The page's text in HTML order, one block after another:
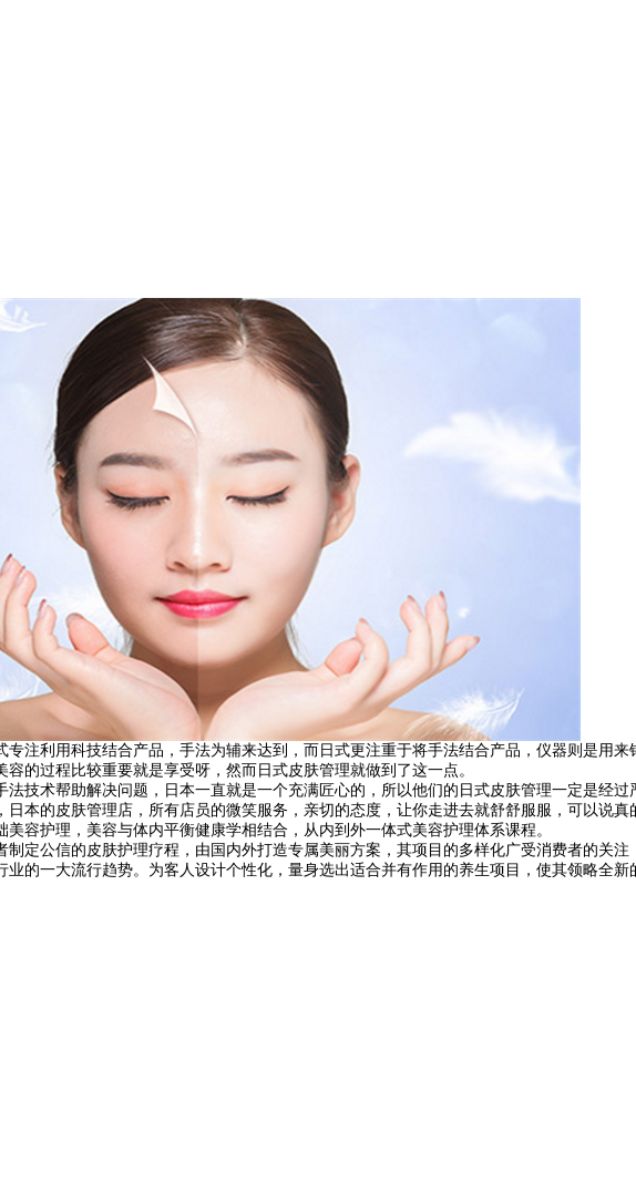
利用科技结合产品，手法为辅来达到，而日式更注重于将手法结合产品，仪器则是用来
的过程比较重要就是享受呀，然而日式皮肤管理就做到了这一点。
术帮助解决问题，日本一直就是一个充满匠心的，所以他们的日式皮肤管理一定是经过
本的皮肤管理店，所有店员的微笑服务，亲切的态度，让你走进去就舒舒服服，可以说真
护理，美容与体内平衡健康学相结合，从内到外一体式美容护理体系课程。
公信的皮肤护理疗程，由国内外打造专属美丽方案，其项目的多样化广受消费者的关注
的一大流行趋势。为客人设计个性化，量身选出适合并有作用的养生项目，使其领略全新